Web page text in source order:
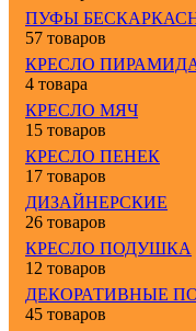
ПУФЫ
57 товаров
КРЕСЛО
4 товара
КРЕСЛО МЯЧ
15 товаров
КРЕСЛО ПЕНЕК
17 товаров
ДИЗАЙНЕРСКИЕ
26 товаров
КРЕСЛО ПОДУШКА
12 товаров
ДЕКОРАТИВНЫЕ
45 товаров